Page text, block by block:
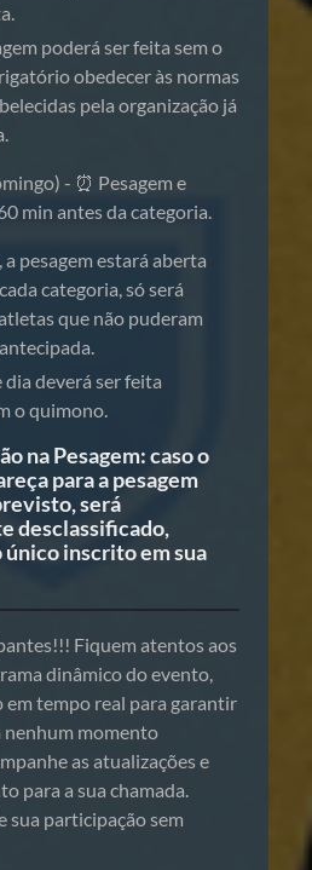
poderá ser feita sem o
obedecer às normas
pela organização já
- ⏰ Pesagem e
min antes da categoria.
pesagem estará aberta
categoria, só será
que não puderam
dia deverá ser feita
o quimono.
na Pesagem: caso o
para a pesagem
será
desclassificado,
inscrito em sua
Fiquem atentos aos
dinâmico do evento,
em tempo real para garantir
nenhum momento
as atualizações e
para a sua chamada.
sua participação sem